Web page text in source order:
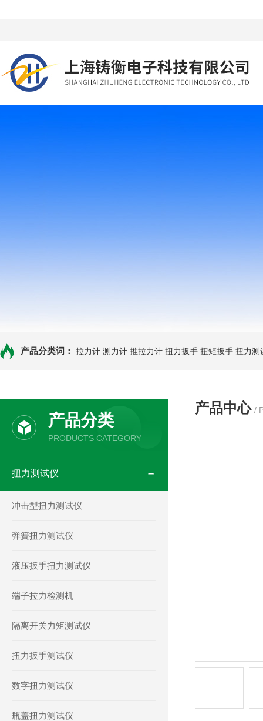
产品分类词： 拉力计 测力计 推拉力计 扭力扳手 扭矩扳手 扭力测
产品分类
PRODUCTS CATEGORY
扭力测试仪
冲击型扭力测试仪
弹簧扭力测试仪
液压扳手扭力测试仪
端子拉力检测机
隔离开关力矩测试仪
扭力扳手测试仪
数字扭力测试仪
瓶盖扭力测试仪
产品中心 /